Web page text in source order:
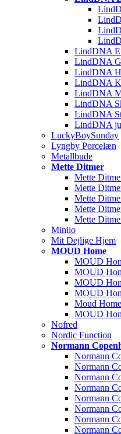
LindDNA
LindDNA
LindDNA
LindDNA
LindDNA
LindDNA
LindDNA
LindDNA
LuckyBoySunday
Lyngby Porcelæn
Metallbude
Mette Ditmer
Mette
Mette
Mette
Mette
Mette
Miniio
Mit Dejlige Hjem
MOUD Home
MOUD
MOUD
MOUD
MOUD
Moud
MOUD
Nofred
Nordic Function
Normann
Normann
Normann
Normann
Normann
Normann
Normann
Normann
Normann